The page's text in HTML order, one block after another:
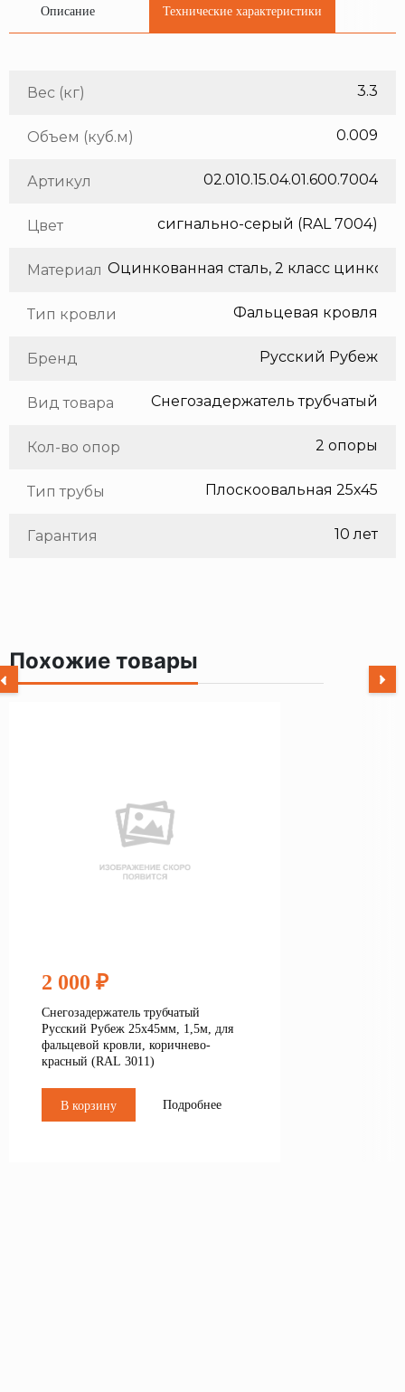
Описание Технические характеристики
Вес (кг) 3.3
Объем (куб.м) 0.009
Артикул 02.010.15.04.01.600.7004
Цвет сигнально-серый (RAL 7004)
Материал
Тип кровли Фальцевая кровля
Бренд Русский Рубеж
Вид товара Снегозадержатель трубчатый
Кол-во опор 2 опоры
Тип трубы Плоскоовальная 25х45
Гарантия 10 лет
Похожие товары
2 000 ₽
Снегозадержатель трубчатый
Русский Рубеж 25х45мм, 1,5м, для
фальцевой кровли, коричнево-
красный (RAL 3011)
В корзину Подробнее